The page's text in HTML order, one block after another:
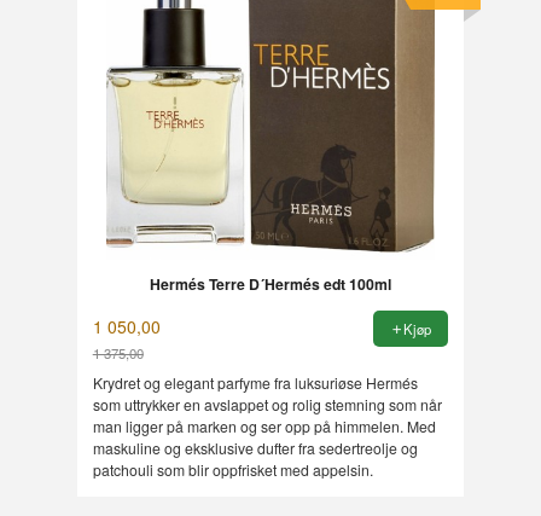
Hermés Terre D´Hermés edt 100ml
1 050,00
1 375,00
Rabatt
Kjøp
Krydret og elegant parfyme fra luksuriøse Hermés
som uttrykker en avslappet og rolig stemning som når
man ligger på marken og ser opp på himmelen. Med
maskuline og eksklusive dufter fra sedertreolje og
patchouli som blir oppfrisket med appelsin.